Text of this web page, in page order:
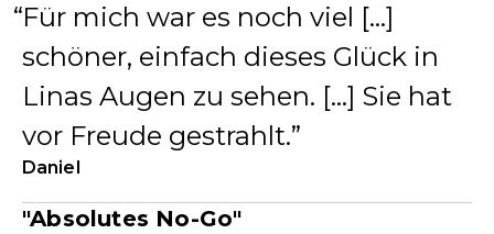
Für mich war es noch viel […]
schöner, einfach dieses Glück in
Linas Augen zu sehen. […] Sie hat
vor Freude gestrahlt.
Daniel
"Absolutes No-Go"